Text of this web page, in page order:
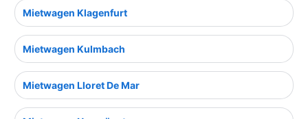
Mietwagen Klagenfurt
Mietwagen Kulmbach
Mietwagen Lloret De Mar